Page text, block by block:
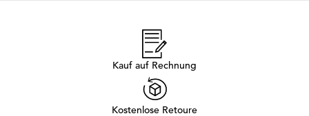
Kauf auf Rechnung
Kostenlose Retoure